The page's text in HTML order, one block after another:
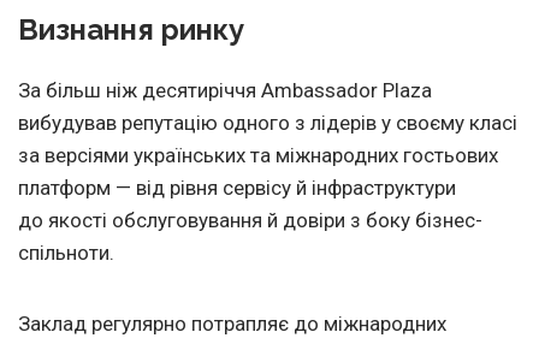
Визнання ринку
За більш ніж десятиріччя Ambassador Plaza
вибудував репутацію одного з лідерів у своєму класі
за версіями українських та міжнародних гостьових
платформ — від рівня сервісу й інфраструктури
до якості обслуговування й довіри з боку бізнес-
спільноти.
Заклад регулярно потрапляє до міжнародних